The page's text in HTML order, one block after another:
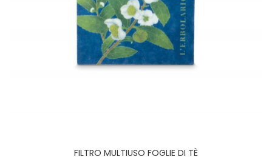
FILTRO MULTIUSO FOGLIE DI TÈ